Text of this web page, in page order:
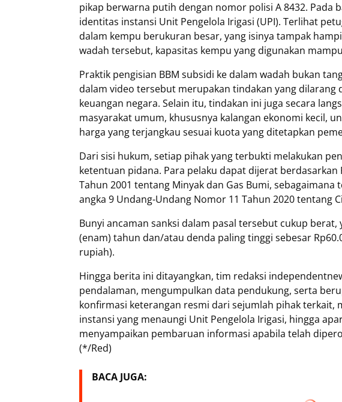
pikap berwarna putih dengan nomor polisi A 8432. Pada
identitas instansi Unit Pengelola Irigasi (UPI). Terlihat
dalam kempu berukuran besar, yang isinya tampak
wadah tersebut, kapasitas kempu yang digunakan
Praktik pengisian BBM subsidi ke dalam wadah bukan
dalam video tersebut merupakan tindakan yang dilarang
keuangan negara. Selain itu, tindakan ini juga secara
masyarakat umum, khususnya kalangan ekonomi kecil,
harga yang terjangkau sesuai kuota yang ditetapkan
Dari sisi hukum, setiap pihak yang terbukti melakukan
ketentuan pidana. Para pelaku dapat dijerat berdasarkan
Tahun 2001 tentang Minyak dan Gas Bumi,
angka 9 Undang-Undang Nomor 11 Tahun 2020 tentang
Bunyi ancaman sanksi dalam pasal tersebut cukup
(enam) tahun dan/atau denda paling tinggi sebesar
rupiah).
Hingga berita ini ditayangkan, tim redaksi
pendalaman, mengumpulkan data pendukung, serta
konfirmasi keterangan resmi dari sejumlah pihak terkait,
instansi yang menaungi Unit Pengelola Irigasi, hingga
menyampaikan pembaruan informasi apabila telah
(*/Red)
BACA JUGA: